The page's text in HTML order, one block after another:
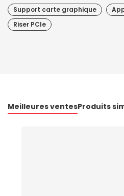
Support carte graphique
Riser PCIe
Meilleures ventesProduits